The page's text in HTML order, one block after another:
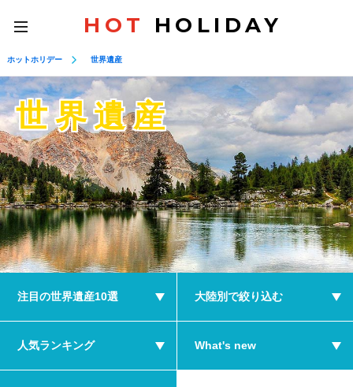
toggle
navigation
HOT HOLIDAY
ホットホリデー 世界遺産
世界遺産
注目の世界遺産10選 大陸別で絞り込む
人気ランキング What's new